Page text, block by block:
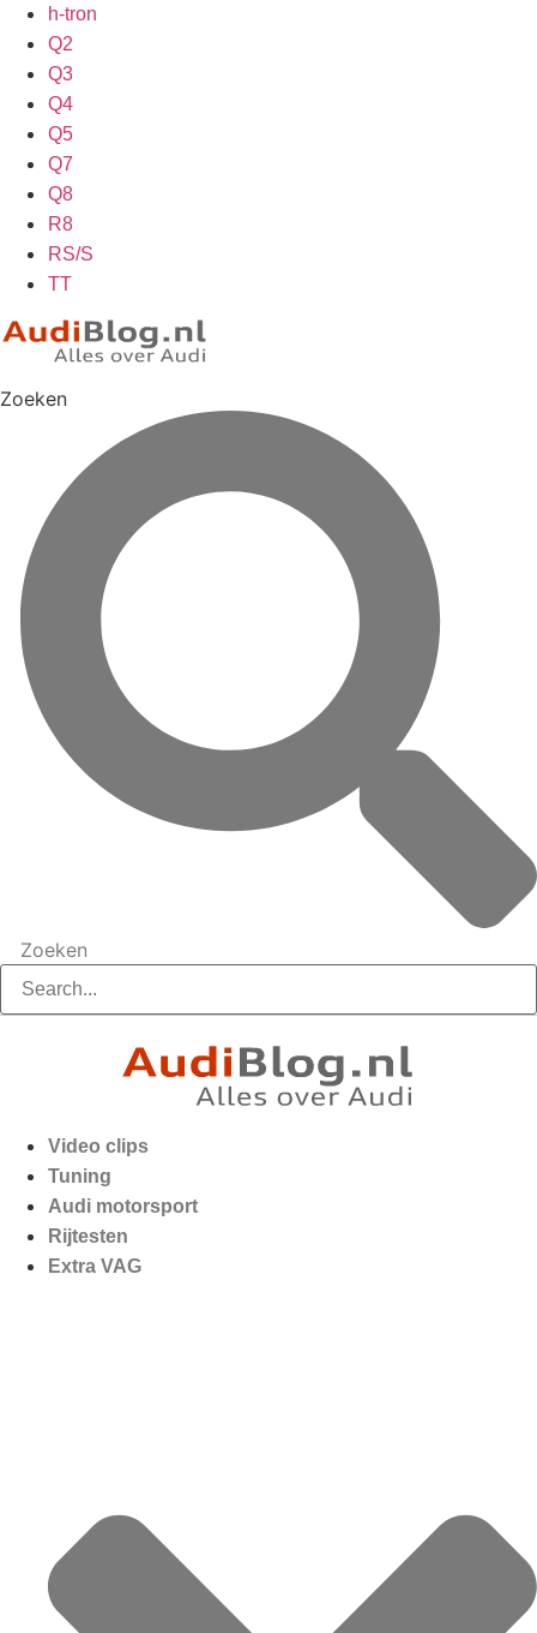
h-tron
Q2
Q3
Q4
Q5
Q7
Q8
R8
RS/S
TT
Zoeken
Zoeken
Video clips
Tuning
Audi motorsport
Rijtesten
Extra VAG